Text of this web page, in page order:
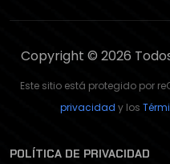
Copyright © 2026
Este sitio está protegido por
privacidad y los
POLÍTICA DE PRIVACIDAD